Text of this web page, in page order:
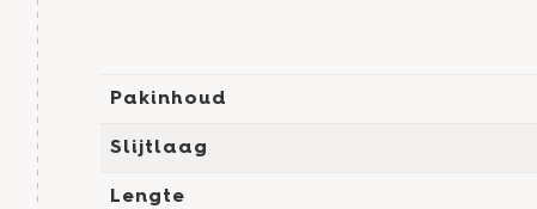
Pakinhoud
Slijtlaag
Lengte